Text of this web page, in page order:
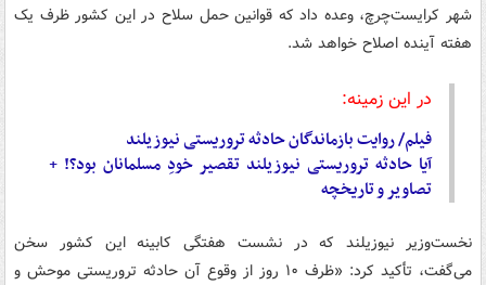
شهر کرایست‌چرچ، وعده داد که قوانین حمل سلاح در این کشور ظرف یک
هفته آینده اصلاح خواهد شد.
در این زمینه:
فیلم/ روایت بازماندگان حادثه تروریستی نیوزیلند
آیا حادثه تروریستی نیوزیلند تقصیر خودِ مسلمانان بود؟! +
تصاویر و تاریخچه
نخست‌وزیر نیوزیلند که در نشست هفتگی کابینه این کشور سخن
می‌گفت، تأکید کرد: «ظرف ۱۰ روز از وقوع آن حادثه تروریستی موحش و